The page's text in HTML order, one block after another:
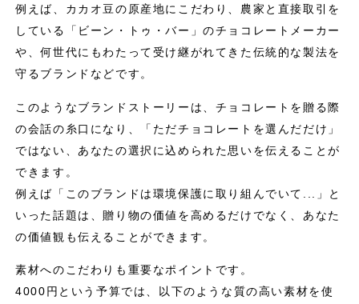
例えば、カカオ豆の原産地にこだわり、農家と直接取引を
している「ビーン・トゥ・バー」のチョコレートメーカー
や、何世代にもわたって受け継がれてきた伝統的な製法を
守るブランドなどです。
このようなブランドストーリーは、チョコレートを贈る際
の会話の糸口になり、「ただチョコレートを選んだだけ」
ではない、あなたの選択に込められた思いを伝えることが
できます。
例えば「このブランドは環境保護に取り組んでいて...」と
いった話題は、贈り物の価値を高めるだけでなく、あなた
の価値観も伝えることができます。
素材へのこだわりも重要なポイントです。
4000円という予算では、以下のような質の高い素材を使